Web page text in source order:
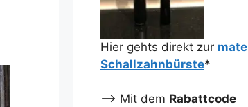
Hier gehts direkt zur mate
Schallzahnbürste*
--> Mit dem Rabattcode